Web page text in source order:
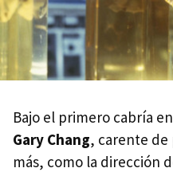
Bajo el primero cabría
Gary Chang, carente de
más, como la dirección